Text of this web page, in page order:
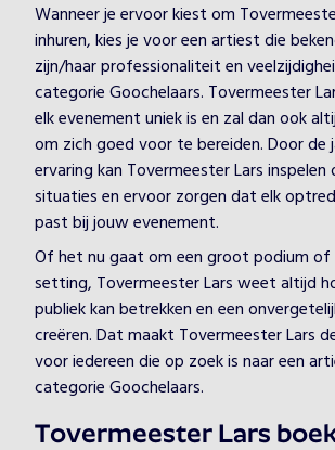
Wanneer je ervoor kiest om
inhuren, kies je voor een artiest die
zijn/haar professionaliteit en
categorie Goochelaars. Tovermeester
elk evenement uniek is en zal dan ook
om zich goed voor te bereiden. Door de
ervaring kan Tovermeester Lars inspelen
situaties en ervoor zorgen dat elk
past bij jouw evenement.
Of het nu gaat om een groot podium of
setting, Tovermeester Lars weet altijd
publiek kan betrekken en een
creëren. Dat maakt Tovermeester Lars
voor iedereen die op zoek is naar een
categorie Goochelaars.
Tovermeester Lars